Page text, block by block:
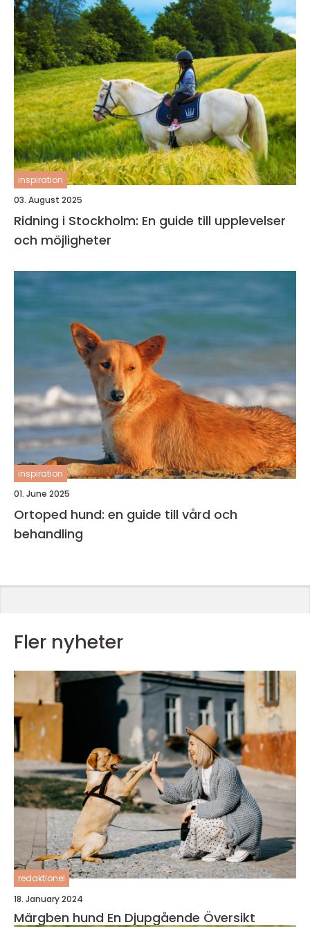
inspiration
03. August 2025
Ridning i Stockholm: En guide till upplevelser
och möjligheter
inspiration
01. June 2025
Ortoped hund: en guide till vård och
behandling
Fler nyheter
redaktionel
18. January 2024
Märgben hund En Djupgående Översikt